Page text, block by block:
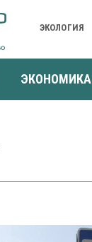
ЭКОЛОГИЯ
ЭКОНОМИКА